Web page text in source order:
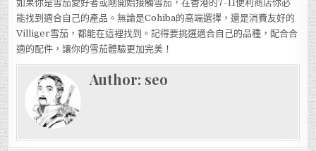
如果你是雪茄愛好者或剛開始接觸雪茄，在香港的7-11便利商店你必
能找到適合自己的產品。無論是Cohiba的高端選擇，還是消費友好的
Villiger雪茄，都能在這裡找到。記得要挑選適合自己的品種，配合合
適的配件，讓你的雪茄體驗更加完美！
Author: seo